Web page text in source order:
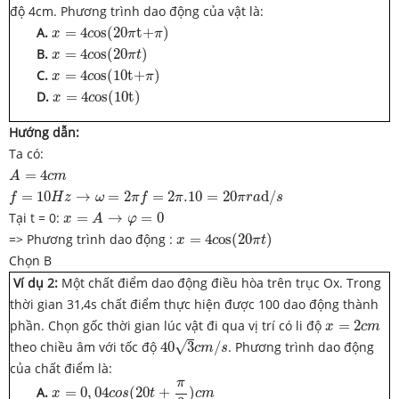
độ 4cm. Phương trình dao động của vật là:
A. x = 4cos(20πt+π)
x cos(20πt+ π )
B. x = 4cos(20πt)
x cos(20πt)
C. x = 4cos(10t+π)
x cos(10t+ π)
D. x = 4cos(10t)
x cos(10t)
Hướng dẫn:
Ta có:
A = 4cm
A cm
f = 10Hz → ω = 2πf = 2π.10 = 20πrad/s
f= 10Hz→ ω= 2 =2π.10=20π d/s
Tại t = 0: x = A → φ = 0
x → = 0
=> Phương trình dao động : x = 4cos(20πt)
x cos(20πt)
Chọn B
Ví dụ 2: Một chất điểm dao động điều hòa trên trục Ox. Trong
thời gian 31,4s chất điểm thực hiện được 100 dao động thành
phần. Chọn gốc thời gian lúc vật đi qua vị trí có li độ x = 2cm
x =2 cm
theo chiều âm với tốc độ 40√3cm/s
40 3cm s . Phương trình dao động
của chất điểm là:
A. x = 0, 04cos(20t +
π
)cm
x=0,04 co 3)c